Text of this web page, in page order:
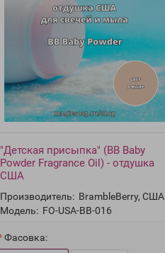
"Детская присыпка" (BB Baby
Powder Fragrance Oil) - отдушка
США
Производитель: BrambleBerry, США
Модель: FO-USA-BB-016
Фасовка: